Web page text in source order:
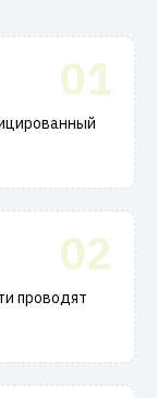
01
02
проводят